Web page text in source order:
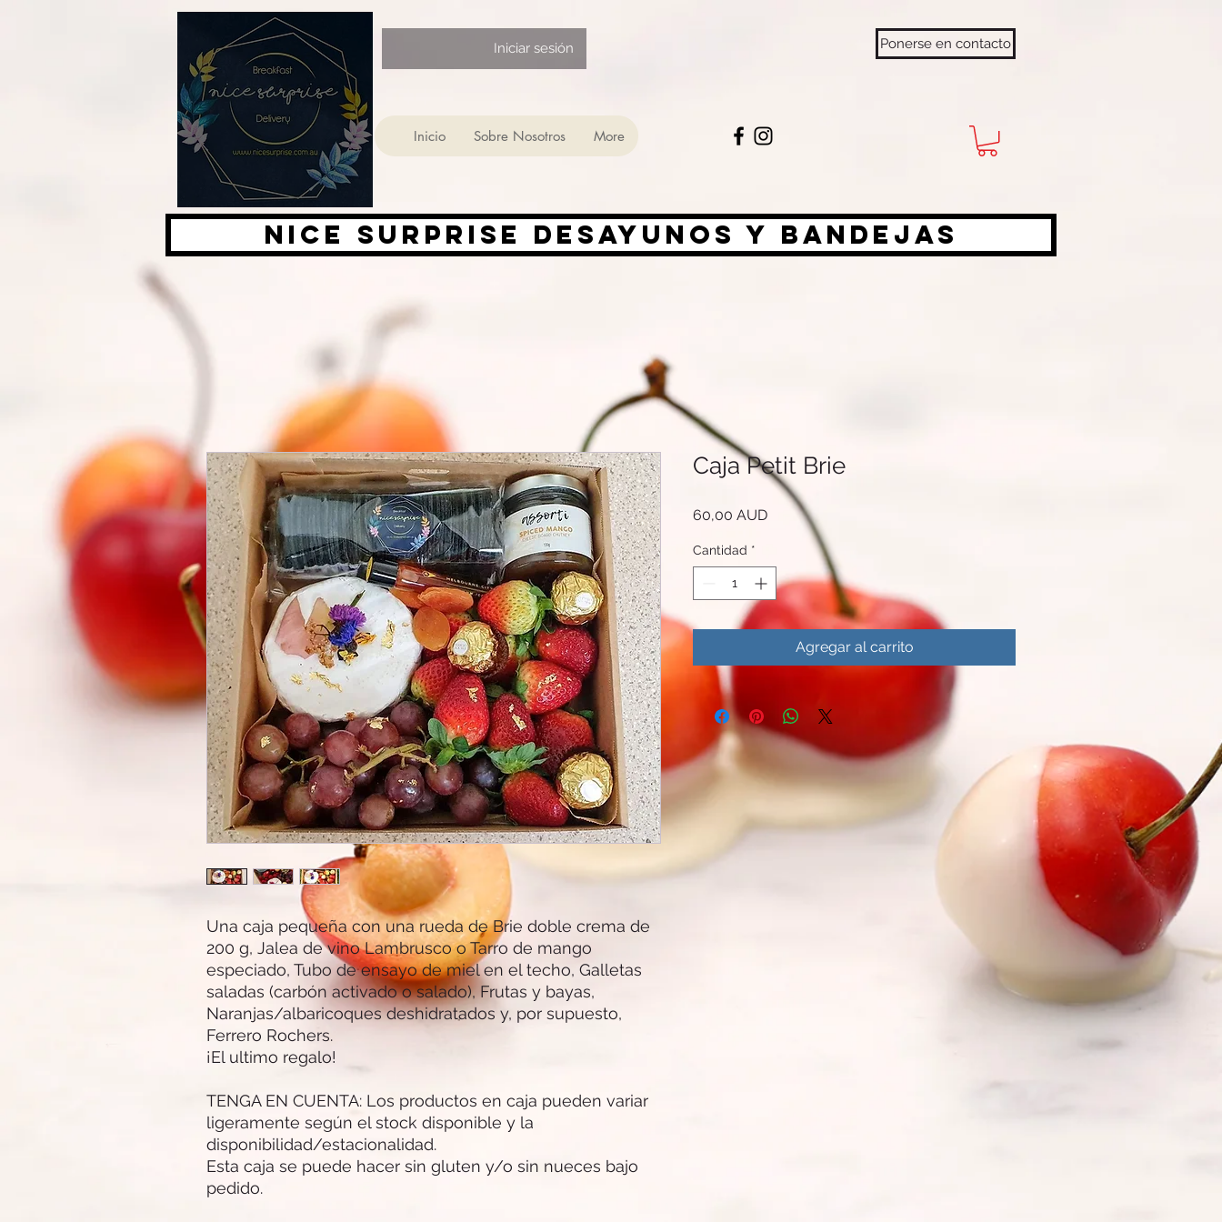
Iniciar sesión
Inicio Sobre Nosotros More
Ponerse en contacto
Nice surprise desayunos y bandejas
Una caja pequeña con una rueda de Brie doble crema de
200 g, Jalea de vino Lambrusco o Tarro de mango
especiado, Tubo de ensayo de miel en el techo, Galletas
saladas (carbón activado o salado), Frutas y bayas,
Naranjas/albaricoques deshidratados y, por supuesto,
Ferrero Rochers.
¡El ultimo regalo!
TENGA EN CUENTA: Los productos en caja pueden variar
ligeramente según el stock disponible y la
disponibilidad/estacionalidad.
Esta caja se puede hacer sin gluten y/o sin nueces bajo
pedido.
Caja Petit Brie
60,00 AUDPrecio
Cantidad *
Agregar al carrito